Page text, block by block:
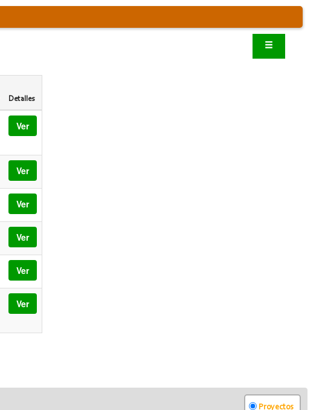
Detalles
Ver
Ver
Ver
Ver
Ver
Ver
Proyectos